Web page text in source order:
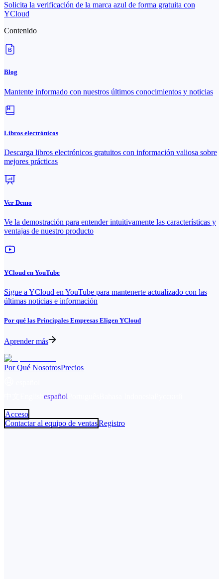
Solicita la verificación de la marca azul de forma gratuita con
YCloud
Contenido
Blog
Mantente informado con nuestros últimos conocimientos y noticias
Libros electrónicos
Descarga libros electrónicos gratuitos con información valiosa sobre
mejores prácticas
Ver Demo
Ve la demostración para entender intuitivamente las características y
ventajas de nuestro producto
YCloud en YouTube
Sigue a YCloud en YouTube para mantenerte actualizado con las
últimas noticias e información
Por qué las Principales Empresas Eligen YCloud
Aprender más
Por Qué NosotrosPrecios
español
Acceso
Contactar al equipo de ventasRegistro